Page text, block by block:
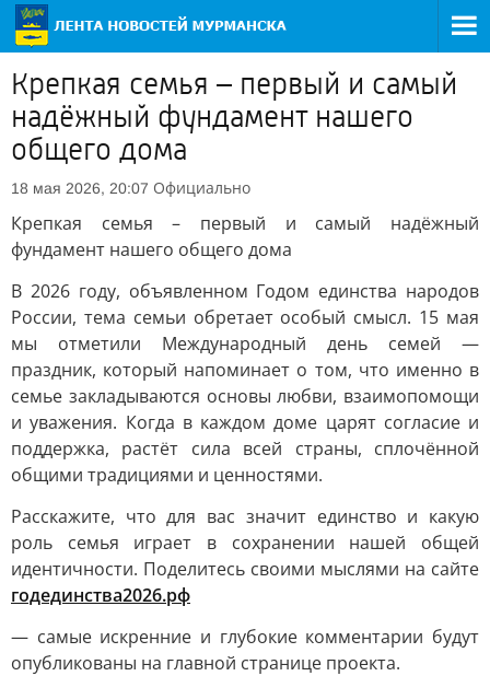
Крепкая семья – первый и самый
надёжный фундамент нашего
общего дома
18 мая 2026, 20:07 Официально
Крепкая семья – первый и самый надёжный
фундамент нашего общего дома
В 2026 году, объявленном Годом единства народов
России, тема семьи обретает особый смысл. 15 мая
мы отметили Международный день семей —
праздник, который напоминает о том, что именно в
семье закладываются основы любви, взаимопомощи
и уважения. Когда в каждом доме царят согласие и
поддержка, растёт сила всей страны, сплочённой
общими традициями и ценностями.
Расскажите, что для вас значит единство и какую
роль семья играет в сохранении нашей общей
идентичности. Поделитесь своими мыслями на сайте
годединства2026.рф
— самые искренние и глубокие комментарии будут
опубликованы на главной странице проекта.